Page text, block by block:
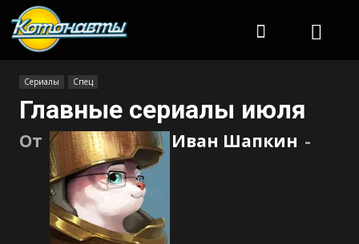
Сериалы Спец
Главные сериалы июля
От Иван Шапкин -